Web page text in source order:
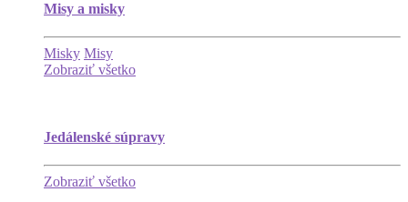
Misy a misky
Misky Misy
Zobraziť všetko
Jedálenské súpravy
Zobraziť všetko